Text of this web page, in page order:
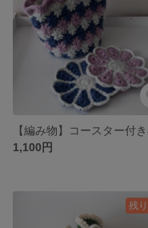
1,100円
残